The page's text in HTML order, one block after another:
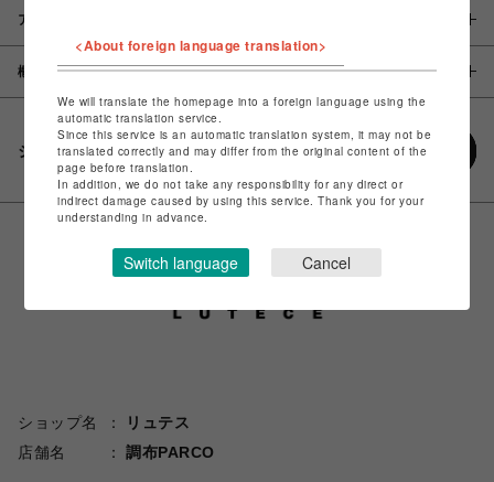
アイテム説明 / 素材
概要
シェアする
ショップ名
リュテス
店舗名
調布PARCO
<About foreign language translation>
We will translate the homepage into a foreign language using the
automatic translation service.
Since this service is an automatic translation system, it may not be
translated correctly and may differ from the original content of the
page before translation.
In addition, we do not take any responsibility for any direct or
indirect damage caused by using this service. Thank you for your
understanding in advance.
Switch language Cancel